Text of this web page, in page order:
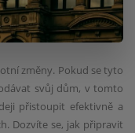
změny. Pokud se tyto
svůj dům, v tomto
přistoupit efektivně a
Dozvíte se, jak připravit